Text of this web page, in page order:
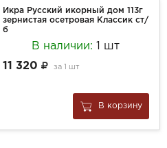
Икра Русский икорный дом 113г
зернистая осетровая Классик ст/
б
В наличии:
1 шт
11 320
за 1 шт
В корзину